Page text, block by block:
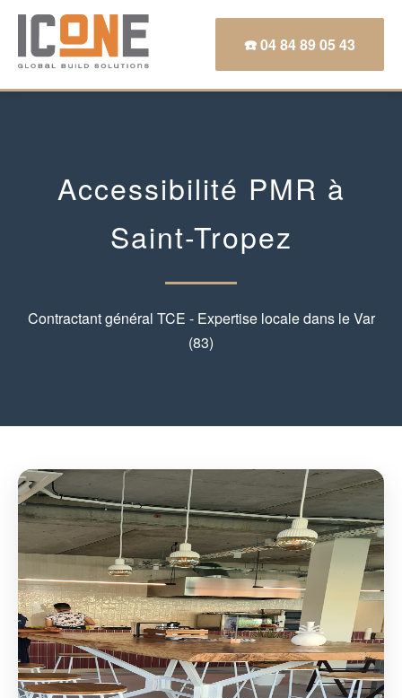
☎️ 04 84 89 05 43
Accessibilité PMR à
Saint-Tropez
Contractant général TCE - Expertise locale dans le Var
(83)